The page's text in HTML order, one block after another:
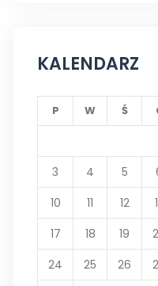
KALENDARZ
P W Ś
3
4 5
10
11 12
17
18 19
24
25 26